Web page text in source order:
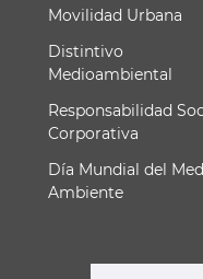
Movilidad Urbana
Distintivo
Medioambiental
Responsabilidad
Corporativa
Día Mundial del
Ambiente